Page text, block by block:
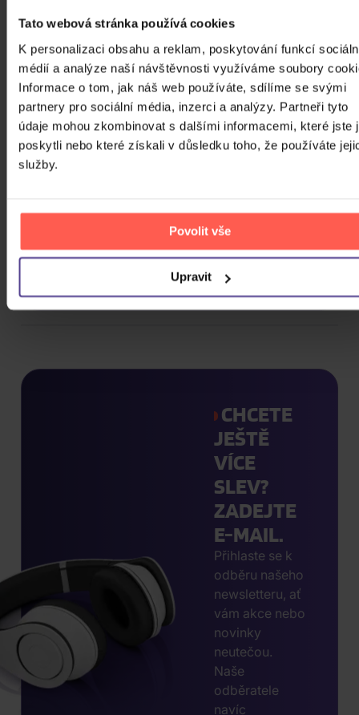
Tato webová stránka používá cookies
K personalizaci obsahu a reklam, poskytování funkcí
médií a analýze naší návštěvnosti využíváme soubory
Informace o tom, jak náš web používáte, sdílíme se svými
partnery pro sociální média, inzerci a analýzy. Partneři tyto
údaje mohou zkombinovat s dalšími informacemi, které jste
poskytli nebo které získali v důsledku toho, že používáte
služby.
Povolit vše
Upravit
Počet vinyl
Počet KiT
Balení média
Formát média
Počet Platform Album
Titulky
Rok výroby
CHCETE
JEŠTĚ
VÍCE
SLEV?
ZADEJTE
E-MAIL.
Přihlaste se k
odběru našeho
newsletteru, ať
vám akce nebo
novinky
neutečou.
Naše
odběratele
navíc